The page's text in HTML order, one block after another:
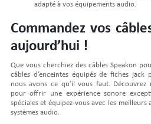
adapté à vos équipements audio.
Commandez vos
aujourd’hui !
Que vous cherchiez des câbles Speakon
câbles d’enceintes équipés de fiches
nous avons ce qu’il vous faut.
pour offrir une expérience sonore
spéciales et équipez-vous avec les meilleurs
systèmes audio.